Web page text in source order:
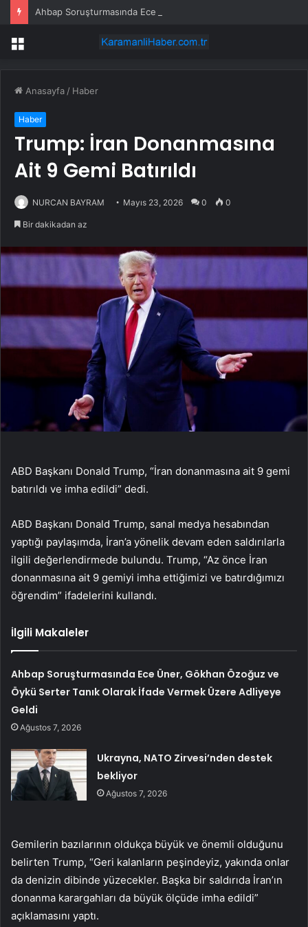
Menü
Anasayfa / Haber
Haber
Trump: İran Donanmasına
Ait 9 Gemi Batırıldı
NURCAN BAYRAM Mayıs 23, 2026 0 0
Bir dakikadan az
ABD Başkanı Donald Trump, “İran donanmasına ait 9 gemi
batırıldı ve imha edildi” dedi.
ABD Başkanı Donald Trump, sanal medya hesabından
yaptığı paylaşımda, İran’a yönelik devam eden saldırılarla
ilgili değerlendirmede bulundu. Trump, “Az önce İran
donanmasına ait 9 gemiyi imha ettiğimizi ve batırdığımızı
öğrendim” ifadelerini kullandı.
İlgili Makaleler
Ahbap Soruşturmasında Ece Üner, Gökhan Özoğuz ve
Öykü Serter Tanık Olarak İfade Vermek Üzere Adliyeye
Geldi
Ağustos 7, 2026
Ukrayna, NATO Zirvesi’nden destek
bekliyor
Ağustos 7, 2026
Gemilerin bazılarının oldukça büyük ve önemli olduğunu
belirten Trump, “Geri kalanların peşindeyiz, yakında onlar
da denizin dibinde yüzecekler. Başka bir saldırıda İran’ın
donanma karargahları da büyük ölçüde imha edildi”
açıklamasını yaptı.